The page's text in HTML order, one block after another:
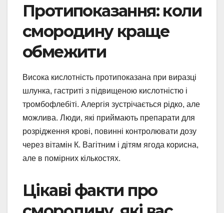
Протипоказання: коли
смородину краще
обмежити
Висока кислотність протипоказана при виразці
шлунка, гастриті з підвищеною кислотністю і
тромбофлебіті. Алергія зустрічається рідко, але
можлива. Люди, які приймають препарати для
розрідження крові, повинні контролювати дозу
через вітамін К. Вагітним і дітям ягода корисна,
але в помірних кількостях.
Цікаві факти про